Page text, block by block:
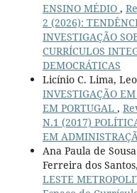
ENSINO MÉDIO ,
2 (2026):
INVESTIGAÇÃO
CURRÍCULOS
DEMOCRÁTICAS
Licínio C. Lima,
INVESTIGAÇÃO
EM PORTUGAL ,
N.1 (2017)
EM
Ana Paula de
Ferreira dos Santos,
LESTE